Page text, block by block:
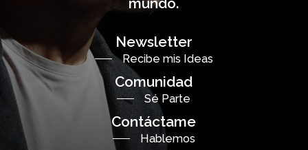
Newsletter
Recibe mis Ideas
Comunidad
Sé Parte
Contáctame
Hablemos